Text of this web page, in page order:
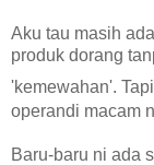
Aku tau masih
produk dorang
'kemewahan'. Tapi
operandi macam
Baru-baru ni ada